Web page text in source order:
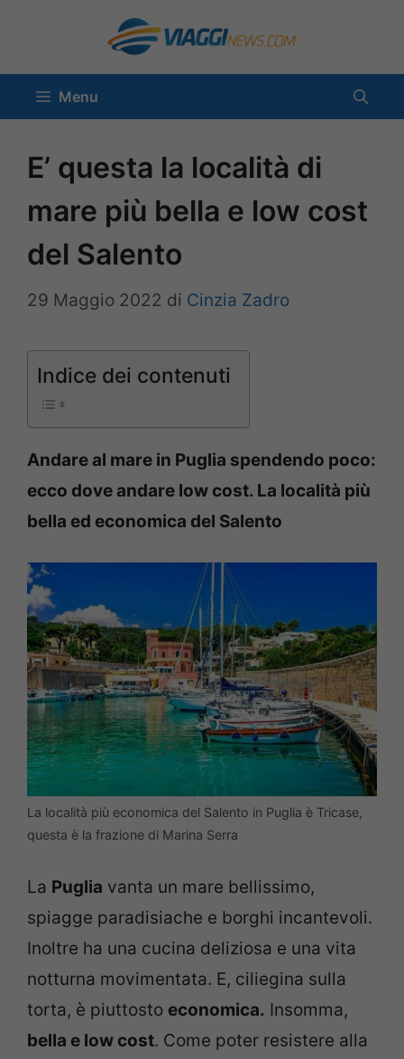
contenuto
Menu
E’ questa la località di
mare più bella e low cost
del Salento
29 Maggio 2022 di Cinzia Zadro
Indice dei contenuti
Andare al mare in Puglia spendendo poco:
ecco dove andare low cost. La località più
bella ed economica del Salento
La località più economica del Salento in Puglia è Tricase,
questa è la frazione di Marina Serra
La Puglia vanta un mare bellissimo,
spiagge paradisiache e borghi incantevoli.
Inoltre ha una cucina deliziosa e una vita
notturna movimentata. E, ciliegina sulla
torta, è piuttosto economica. Insomma,
bella e low cost. Come poter resistere alla